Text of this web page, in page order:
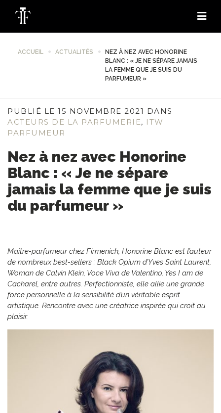
ACCUEIL ACTUALITÉS
NEZ À NEZ AVEC HONORINE
BLANC : « JE NE SÉPARE JAMAIS
LA FEMME QUE JE SUIS DU
PARFUMEUR »
PUBLIÉ LE 15 NOVEMBRE 2021 DANS
ACTEURS DE LA PARFUMERIE, ITW
PARFUMEUR
Nez à nez avec Honorine
Blanc : « Je ne sépare
jamais la femme que je suis
du parfumeur »
Maître-parfumeur chez Firmenich, Honorine Blanc est l’auteur
de nombreux best-sellers : Black Opium d’Yves Saint Laurent,
Woman de Calvin Klein, Voce Viva de Valentino, Yes I am de
Cacharel, entre autres. Perfectionniste, elle allie une grande
force personnelle à la sensibilité d’un véritable esprit
artistique. Rencontre avec une créatrice inspirée qui croit au
plaisir.